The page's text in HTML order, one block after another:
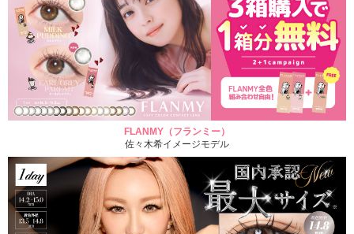
FLANMY（フランミー）
佐々木希イメージモデル